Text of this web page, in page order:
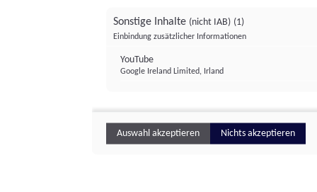
Sonstige Inhalte (nicht IAB) (1)
Einbindung zusätzlicher Informationen
YouTube
Google Ireland Limited, Irland
Auswahl akzeptieren Nichts akzeptieren